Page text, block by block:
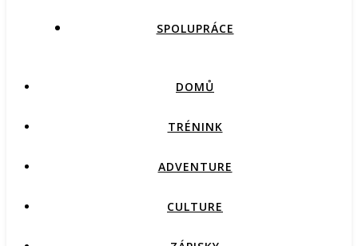
SPOLUPRÁCE
DOMŮ
TRÉNINK
ADVENTURE
CULTURE